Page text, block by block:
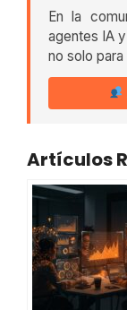
En la
agentes IA
no solo
Artículos